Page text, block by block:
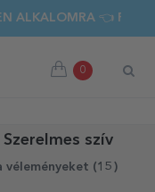
👈 FEDEZD FEL
0
szív
véleményeket (15 )